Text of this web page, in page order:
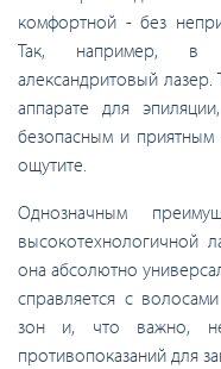
комфортной - без
Так, например, в
александритовый лазер.
аппарате для
безопасным и
ощутите.
Однозначным
высокотехнологичной
она абсолютно
справляется с
зон и, что важно,
противопоказаний для